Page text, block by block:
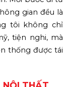
gian đều là
tôi không chỉ
tiện nghi, mà
thống được tái